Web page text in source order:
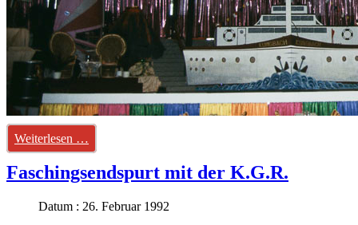
Weiterlesen …
Faschingsendspurt mit der K.G.R.
Datum : 26. Februar 1992